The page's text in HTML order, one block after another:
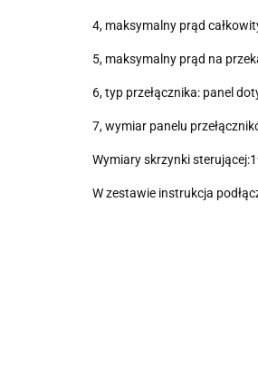
4, maksymalny prąd
5, maksymalny prąd na
6, typ przełącznika: panel
7, wymiar panelu
Wymiary skrzynki
W zestawie instrukcja